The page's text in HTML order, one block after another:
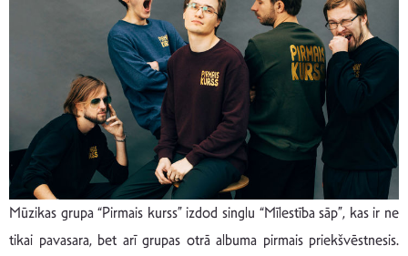
Mūzikas grupa “Pirmais kurss” izdod singlu “Mīlestība sāp”, kas ir ne
tikai pavasara, bet arī grupas otrā albuma pirmais priekšvēstnesis.